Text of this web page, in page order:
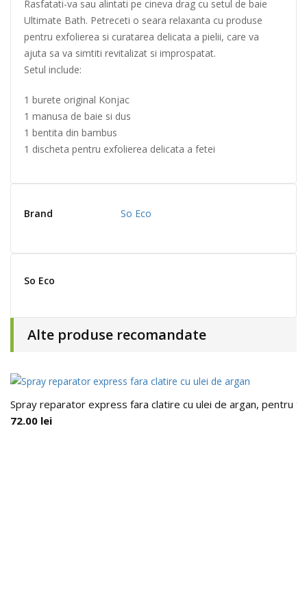
Rasfatati-va sau alintati pe cineva drag cu setul de baie
Ultimate Bath. Petreceti o seara relaxanta cu produse
pentru exfolierea si curatarea delicata a pielii, care va
ajuta sa va simtiti revitalizat si improspatat.
Setul include:
1 burete original Konjac
1 manusa de baie si dus
1 bentita din bambus
1 discheta pentru exfolierea delicata a fetei
Brand So Eco
So Eco
Alte produse recomandate
Spray reparator express fara clatire cu ulei de argan, pentru
72.00 lei